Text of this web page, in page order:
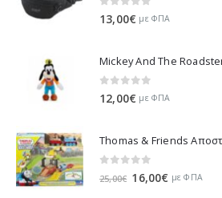
0out of 5
13,00€ με ΦΠΑ
0 out of 5
12,00€ με ΦΠΑ
Thomas & Friends
out of 5
25,00€ Original
16,00€ Ημε ΦΠΑ